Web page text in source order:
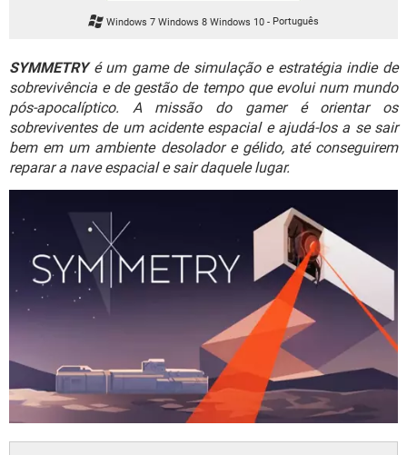
GMAIL
INSTAGRAM GMAIL
GUIA DE COMPRAS
Windows 7 Windows 8 Windows 10- Português
SYMMETRYé um game de simulação e estratégia indie de
sobrevivência e de gestão de tempo que evolui num mundo
pós-apocalíptico. A missão do gamer é orientar os
sobreviventes de um acidente espacial e ajudá-los a se sair
bem em um ambiente desolador e gélido, até conseguirem
reparar a nave espacial e sair daquele lugar.